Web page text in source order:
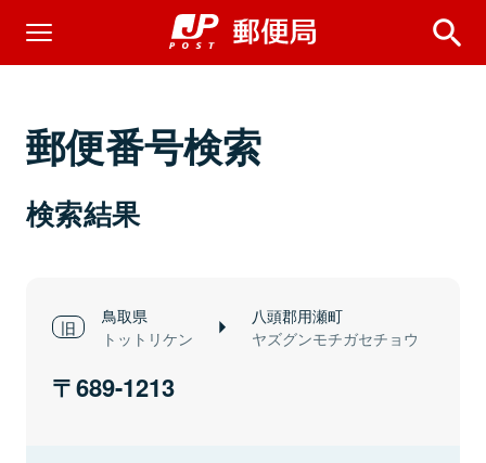
郵便番号検索
検索結果
鳥取県
トットリケン
八頭郡用瀬町
ヤズグンモチガセチョウ
689-1213